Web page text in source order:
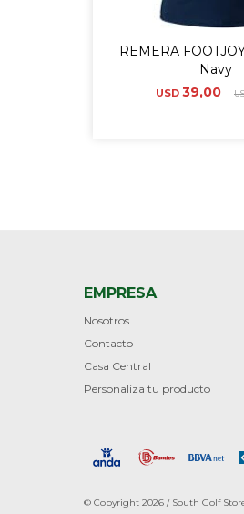
REMERA
Navy
USD 39,00
EMPRESA
Nosotros
Contacto
Casa Central
Personaliza tu producto
© Copyright 2026 / South Golf